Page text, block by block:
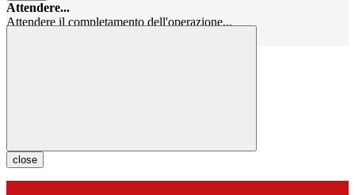
Attendere...
Attendere il completamento dell'operazione...
close